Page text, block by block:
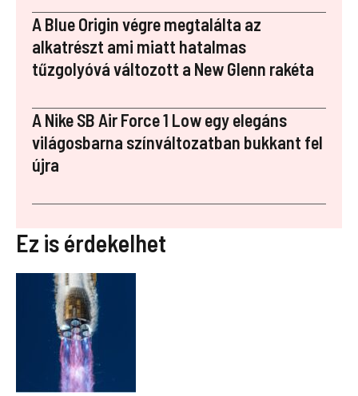
A Blue Origin végre megtalálta az
alkatrészt ami miatt hatalmas
tűzgolyóvá változott a New Glenn rakéta
A Nike SB Air Force 1 Low egy elegáns
világosbarna színváltozatban bukkant fel
újra
Ez is érdekelhet